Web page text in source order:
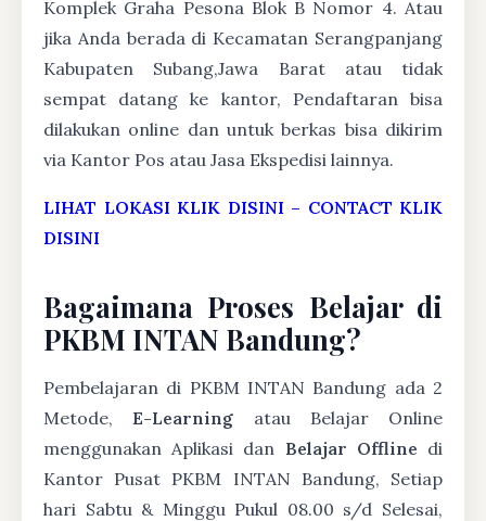
Komplek Graha Pesona Blok B Nomor 4. Atau
jika Anda berada di Kecamatan Serangpanjang
Kabupaten Subang,Jawa Barat atau tidak
sempat datang ke kantor, Pendaftaran bisa
dilakukan online dan untuk berkas bisa dikirim
via Kantor Pos atau Jasa Ekspedisi lainnya.
LIHAT LOKASI KLIK DISINI – CONTACT KLIK
DISINI
Bagaimana Proses Belajar di
PKBM INTAN Bandung?
Pembelajaran di PKBM INTAN Bandung ada 2
Metode,E-Learning atau Belajar Online
menggunakan Aplikasi dan Belajar Offline di
Kantor Pusat PKBM INTAN Bandung, Setiap
hari Sabtu & Minggu Pukul 08.00 s/d Selesai,